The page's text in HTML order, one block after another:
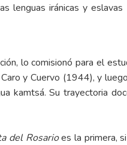
lenguas iránicas y
lo comisionó para el
y Cuervo (1944), y
kamtsá. Su trayectoria
del Rosarioes la primera,